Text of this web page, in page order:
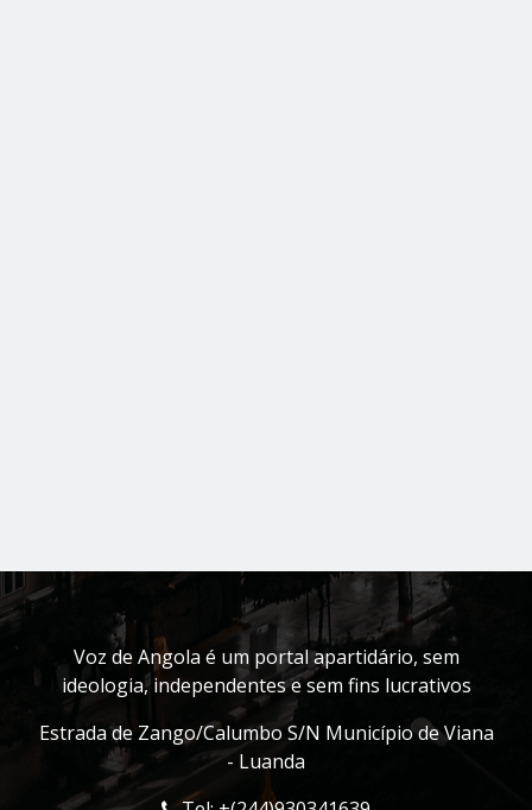
Voz de Angola é um portal apartidário, sem
ideologia, independentes e sem fins lucrativos
Estrada de Zango/Calumbo S/N Município de Viana
- Luanda